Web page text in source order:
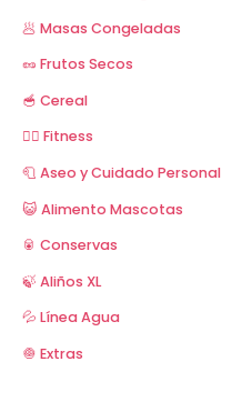
🥟 Masas Congeladas
🥜 Frutos Secos
🥣 Cereal
🏋️‍♂️ Fitness
🧻 Aseo y Cuidado Personal
😺 Alimento Mascotas
🥫 Conservas
🍃 Aliños XL
💦 Línea Agua
🧅 Extras